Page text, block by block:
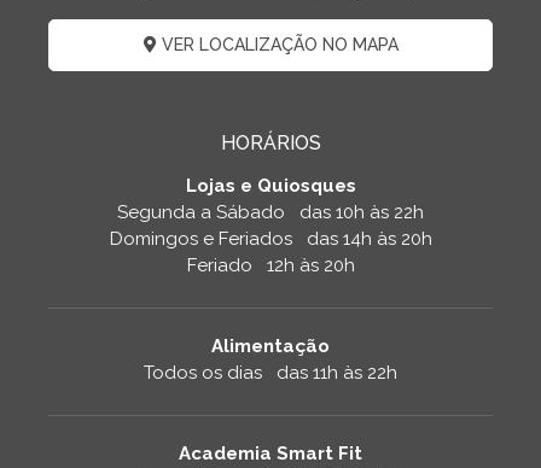
VER LOCALIZAÇÃO NO MAPA
HORÁRIOS
Lojas e Quiosques
Segunda a Sábado das 10h às 22h
Domingos e Feriados das 14h às 20h
Feriado 12h às 20h
Alimentação
Todos os dias das 11h às 22h
Academia Smart Fit